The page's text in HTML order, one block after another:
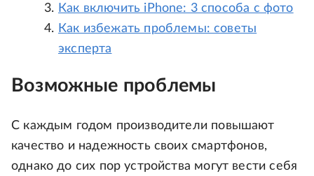
Как включить iPhone: 3 способа с фото
Как избежать проблемы: советы
эксперта
Возможные проблемы
С каждым годом производители повышают
качество и надежность своих смартфонов,
однако до сих пор устройства могут вести себя